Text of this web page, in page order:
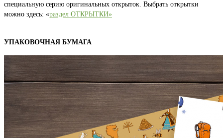
специальную серию оригинальных открыток. Выбрать открытки
можно здесь: «раздел ОТКРЫТКИ»
УПАКОВОЧНАЯ БУМАГА